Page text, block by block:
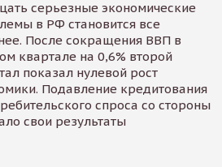
серьезные экономические
в РФ становится все
После сокращения ВВП в
квартале на 0,6% второй
показал нулевой рост
Подавление кредитования
спроса со стороны
свои результаты